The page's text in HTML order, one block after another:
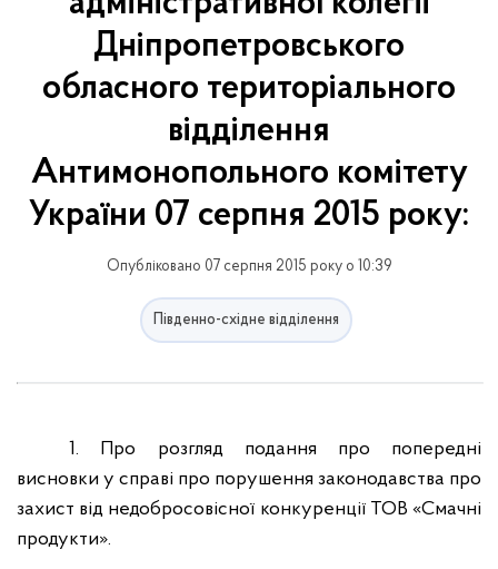
Дніпропетровського
обласного територіального
відділення
Антимонопольного комітету
України 07 серпня 2015 року:
Опубліковано 07 серпня 2015 року о 10:39
Південно-східне відділення
1. Про розгляд подання про попередні
висновки у справі про порушення законодавства про
захист від недобросовісної конкуренції ТОВ «Смачні
продукти».